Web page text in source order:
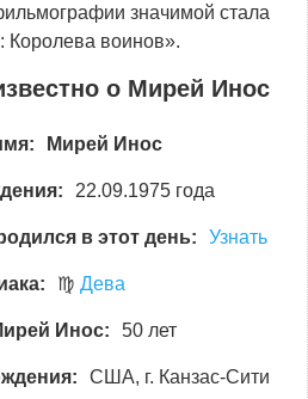
значимой стала
Королева воинов».
о Мирей Инос
Мирей Инос
22.09.1975 года
в этот день: Узнать
♍ Дева
Инос: 50 лет
США, г. Канзас-Сити